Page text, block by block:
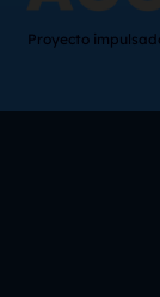
Proyecto